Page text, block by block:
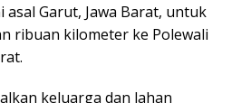
Garut, Jawa Barat, untuk
ribuan kilometer ke Polewali
keluarga dan lahan